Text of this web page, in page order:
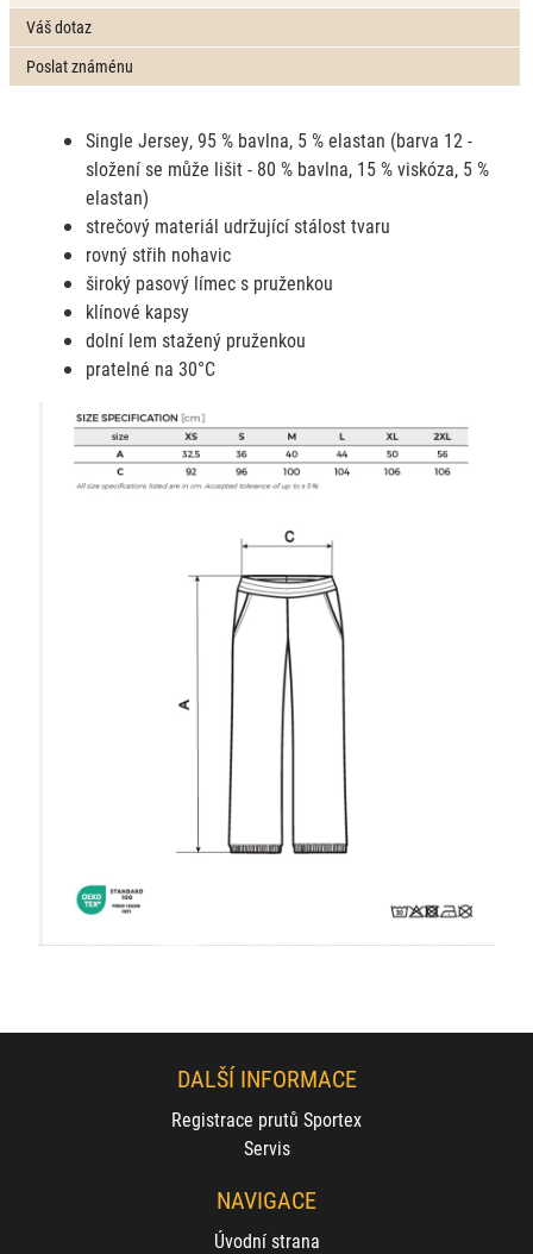
Váš dotaz
Poslat známénu
Single Jersey, 95 % bavlna, 5 % elastan (barva 12 -
složení se může lišit - 80 % bavlna, 15 % viskóza, 5 %
elastan)
strečový materiál udržující stálost tvaru
rovný střih nohavic
široký pasový límec s pruženkou
klínové kapsy
dolní lem stažený pruženkou
pratelné na 30°C
DALŠÍ INFORMACE
Registrace prutů Sportex
Servis
NAVIGACE
Úvodní strana